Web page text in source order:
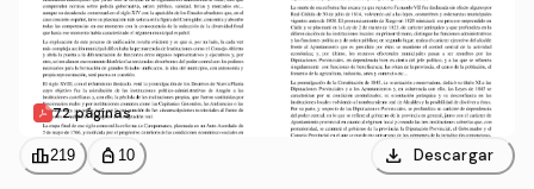
72 páginas
leaderboard219 personal_bag 10 download Descargar